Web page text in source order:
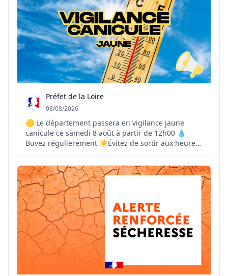
Préfet de la Loire
08/08/2026
🟡 Le département passera en vigilance jaune
canicule ce samedi 8 août à partir de 12h00 💧
Buvez régulièrement ☀️Évitez de sortir aux heures
👴Pensez à vos proches vulnérables 📞En cas de
malaise ou de situation d’urgence, contactez le 15
ou l...